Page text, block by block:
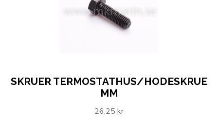
SKRUER TERMOSTATHUS/HODESKRUE
MM
26,25 kr